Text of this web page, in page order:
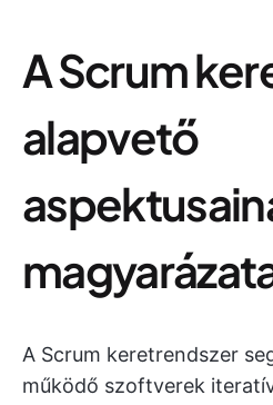
A Scrum
alapvető
A Scrum keretrendszer
működő szoftverek